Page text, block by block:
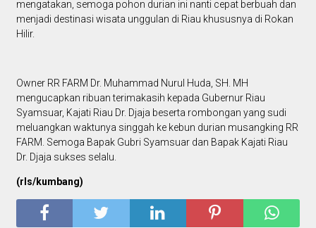
mengatakan, semoga pohon durian ini nanti cepat berbuah dan
menjadi destinasi wisata unggulan di Riau khususnya di Rokan
Hilir.
Owner RR FARM Dr. Muhammad Nurul Huda, SH. MH
mengucapkan ribuan terimakasih kepada Gubernur Riau
Syamsuar, Kajati Riau Dr. Djaja beserta rombongan yang sudi
meluangkan waktunya singgah ke kebun durian musangking RR
FARM. Semoga Bapak Gubri Syamsuar dan Bapak Kajati Riau
Dr. Djaja sukses selalu.
(rls/kumbang)